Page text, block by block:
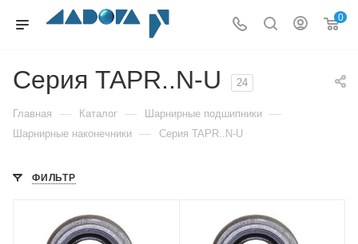
0
Серия TAPR..N-U 24
Главная — Каталог — Шарнирные подшипники —
Шарнирные наконечники — Серия TAPR..N-U
ФИЛЬТР